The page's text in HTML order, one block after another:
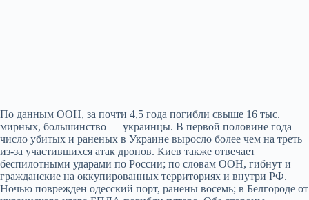
По данным ООН, за почти 4,5 года погибли свыше 16 тыс.
мирных, большинство — украинцы. В первой половине года
число убитых и раненых в Украине выросло более чем на треть
из‑за участившихся атак дронов. Киев также отвечает
беспилотными ударами по России; по словам ООН, гибнут и
гражданские на оккупированных территориях и внутри РФ.
Ночью поврежден одесский порт, ранены восемь; в Белгороде от